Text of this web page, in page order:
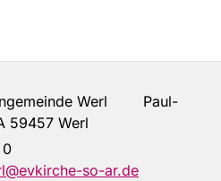
Werl Paul-
59457 Werl
0
so-ar.de